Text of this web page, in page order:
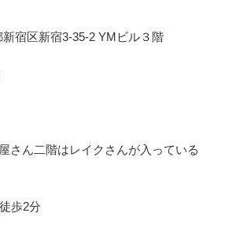
新宿区新宿3-35-2 YMビル３階
さん二階はレイクさんが入っている
歩2分